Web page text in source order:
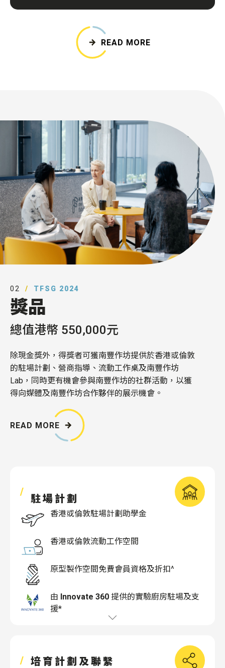
READ MORE
02 TFSG 2024
獎品
總值港幣 550,000元
除現金獎外，得獎者可獲南豐作坊提供於香港或倫敦
的駐場計劃、營商指導、流動工作桌及南豐作坊
Lab，同時更有機會參與南豐作坊的社群活動，以獲
得向媒體及南豐作坊合作夥伴的展示機會。
READ MORE
駐場計劃
香港或倫敦駐場計劃助學金
香港或倫敦流動工作空間
原型製作空間免費會員資格及折扣^
由 Innovate 360 提供的實驗廚房駐場及支
援*
培育計劃及聯繫